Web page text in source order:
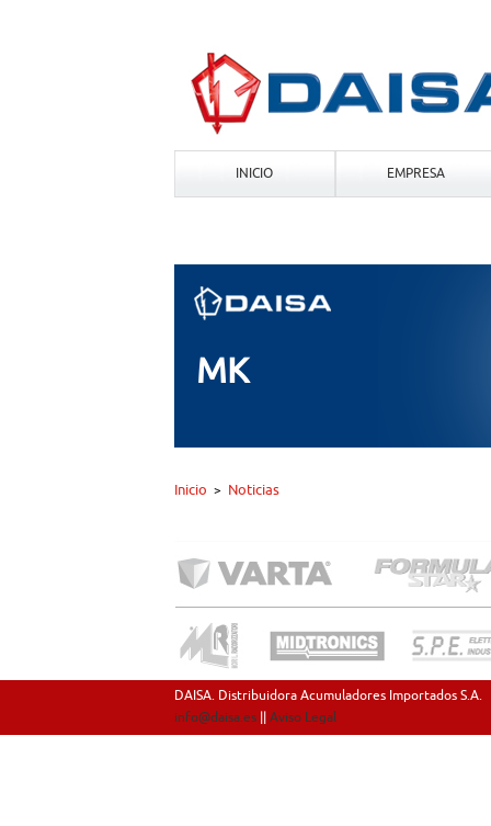
INICIO EMPRESA
MK
Inicio > Noticias
DAISA. Distribuidora Acumuladores Importados S.A.
info@daisa.es|| Aviso Legal